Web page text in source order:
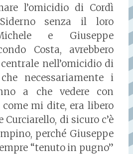
l’omicidio di Cordì
senza il loro
e Giuseppe
Costa, avrebbero
nell’omicidio di
necessariamente i
a che vedere con
come mi dite, era libero
Curciarello, di sicuro c’è
perché Giuseppe
“tenuto in pugno”